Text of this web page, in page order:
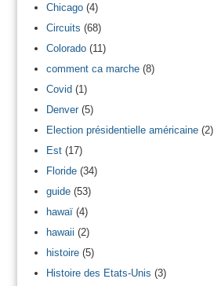
Chicago(4)
Circuits (68)
Colorado(11)
comment ca marche(8)
Covid(1)
Denver(5)
Election présidentielle américaine(2)
Est(17)
Floride(34)
guide(53)
hawaï(4)
hawaii (2)
histoire(5)
Histoire des Etats-Unis (3)